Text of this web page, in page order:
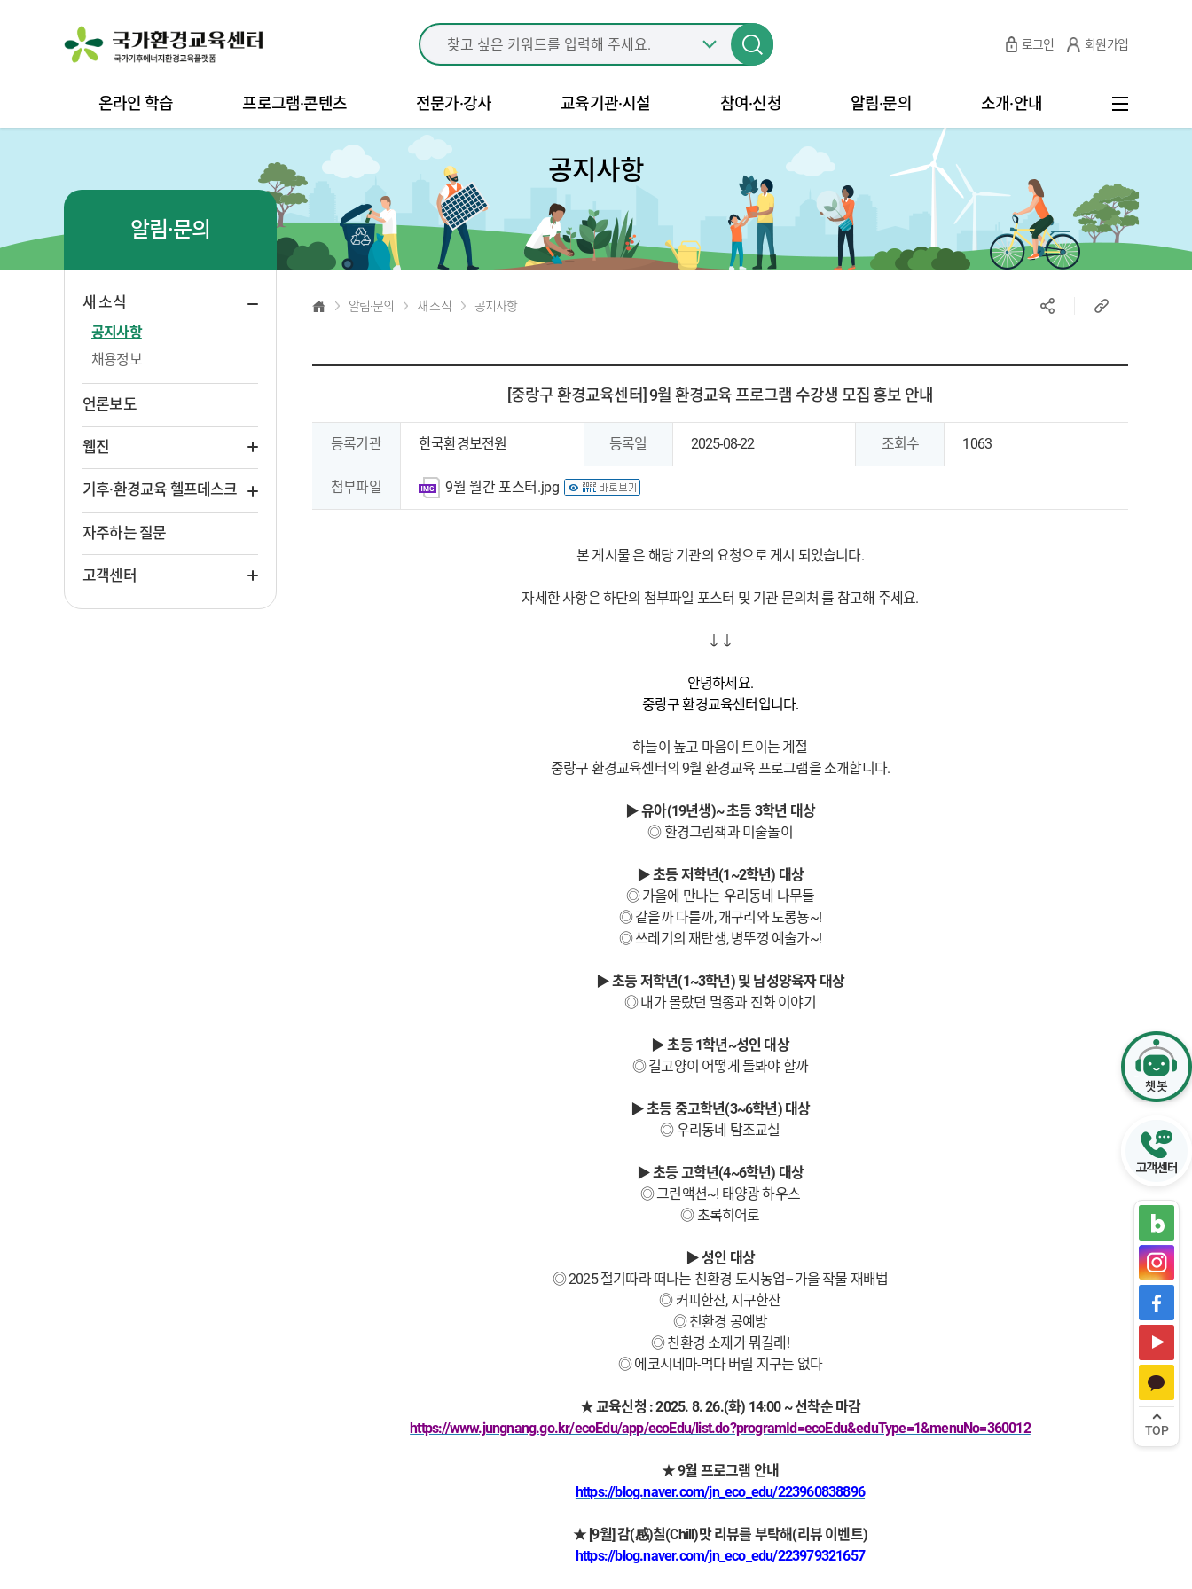
로그인 회원가입
온라인 학습 프로그램·콘텐츠 전문가·강사 교육기관·시설 참여·신청 알림·문의 소개·안내
공지사항
알림·문의
새 소식
공지사항
채용정보
언론보도
웹진
기후·환경교육 헬프데스크
자주하는 질문
고객센터
알림·문의 새 소식 공지사항
[중랑구 환경교육센터] 9월 환경교육 프로그램 수강생 모집 홍보 안내
등록기관 한국환경보전원 등록일 2025-08-22 조회수 1063
첨부파일 9월 월간 포스터.jpg
본 게시물 은 해당 기관의 요청으로 게시 되었습니다.
자세한 사항은 하단의 첨부파일 포스터 및 기관 문의처 를 참고해 주세요.
↓↓
안녕하세요.
중랑구 환경교육센터입니다.
하늘이 높고 마음이 트이는 계절
중랑구 환경교육센터의 9월 환경교육 프로그램을 소개합니다.
▶ 유아(19년생)~ 초등 3학년 대상
◎ 환경그림책과 미술놀이
▶ 초등 저학년(1~2학년) 대상
◎ 가을에 만나는 우리동네 나무들
◎ 같을까 다를까, 개구리와 도롱뇽~!
◎ 쓰레기의 재탄생, 병뚜껑 예술가~!
▶ 초등 저학년(1~3학년) 및 남성양육자 대상
◎ 내가 몰랐던 멸종과 진화 이야기
▶ 초등 1학년~성인 대상
◎ 길고양이 어떻게 돌봐야 할까
▶ 초등 중고학년(3~6학년) 대상
◎ 우리동네 탐조교실
▶ 초등 고학년(4~6학년) 대상
◎ 그린액션~! 태양광 하우스
◎ 초록히어로
▶ 성인 대상
◎ 2025 절기따라 떠나는 친환경 도시농업–가을 작물 재배법
◎ 커피한잔, 지구한잔
◎ 친환경 공예방
◎ 친환경 소재가 뭐길래!
◎ 에코시네마-먹다 버릴 지구는 없다
★ 교육신청 : 2025. 8. 26.(화) 14:00 ~ 선착순 마감
https://www.jungnang.go.kr/ecoEdu/app/ecoEdu/list.do?programId=ecoEdu&eduType=1&menuNo=360012
★ 9월 프로그램 안내
https://blog.naver.com/jn_eco_edu/223960838896
★ [9월] 감(感)칠(Chill)맛 리뷰를 부탁해(리뷰 이벤트)
https://blog.naver.com/jn_eco_edu/223979321657
TOP